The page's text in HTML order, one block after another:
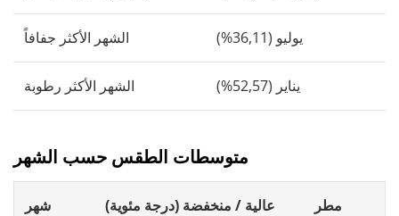
الشهر الأكثر جفافاً يوليو (36,11%)
الشهر الأكثر رطوبة يناير (52,57%)
متوسطات الطقس حسب الشهر
شهر عالية / منخفضة (درجة مئوية) مطر